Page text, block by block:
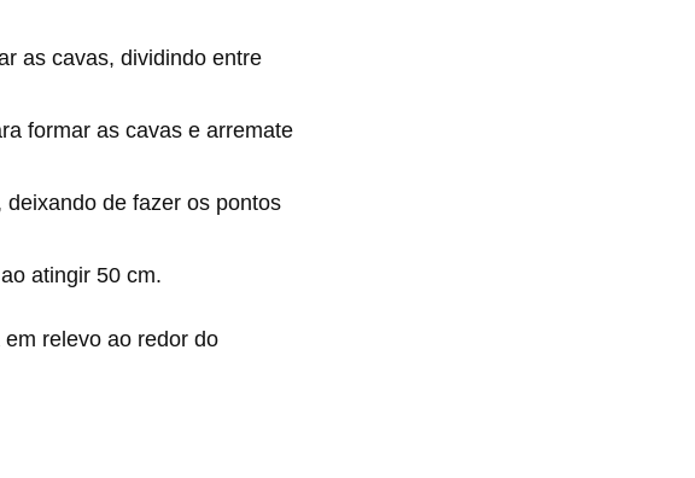
as cavas, dividindo entre
formar as cavas e arremate
de fazer os pontos
atingir 50 cm.
relevo ao redor do